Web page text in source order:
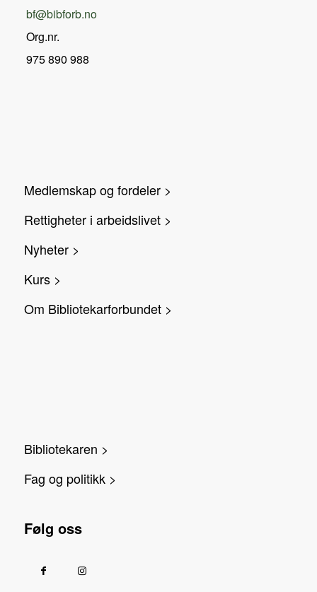
bf@bibforb.no
Org.nr.
975 890 988
Medlemskap og fordeler >
Rettigheter i arbeidslivet >
Nyheter >
Kurs >
Om Bibliotekarforbundet >
Bibliotekaren >
Fag og politikk >
Følg oss